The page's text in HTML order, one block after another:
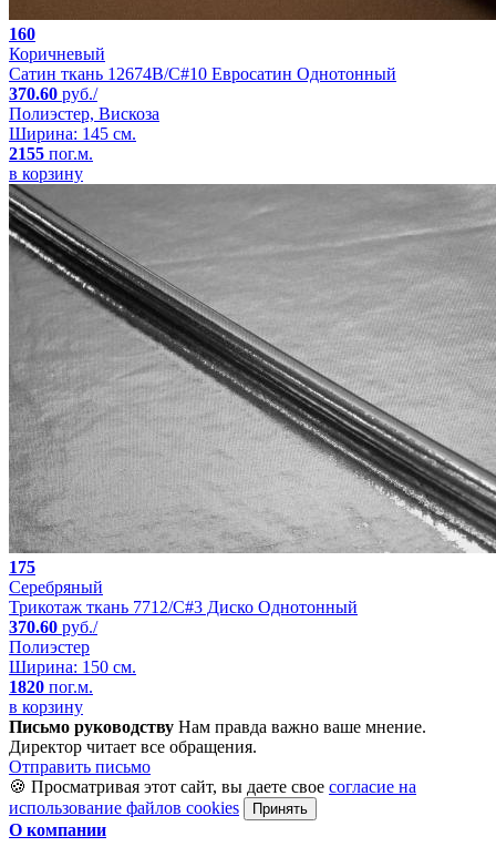
160
Коричневый
Сатин ткань 12674B/C#10 Евросатин Однотонный
370.60 руб./
Полиэстер, Вискоза
Ширина: 145 см.
2155 пог.м.
в корзину
175
Серебряный
Трикотаж ткань 7712/C#3 Диско Однотонный
370.60 руб./
Полиэстер
Ширина: 150 см.
1820 пог.м.
в корзину
Письмо руководству Нам правда важно ваше мнение.
Директор читает все обращения.
Отправить письмо
🍪 Просматривая этот сайт, вы даете свое согласие на
использование файлов cookies
Принять
О компании